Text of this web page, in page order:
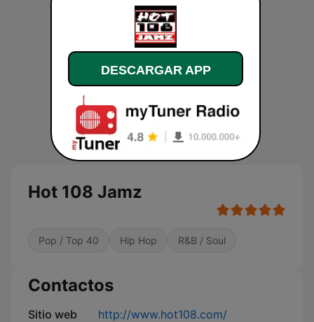
Hot 108 Jamz
Pop / Top 40 Hip Hop R&B / Soul
Contactos
Sitio web http://www.hot108.com/
DESCARGAR APP